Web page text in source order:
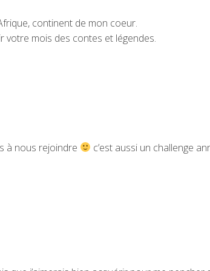
continent de mon coeur.
votre mois des contes et légendes.
à nous rejoindre c’est aussi un challenge